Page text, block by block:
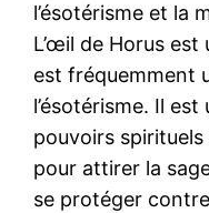
l’ésotérisme et la
L’œil de Horus
est fréquemment
l’ésotérisme. Il
pouvoirs
pour attirer la
se protéger